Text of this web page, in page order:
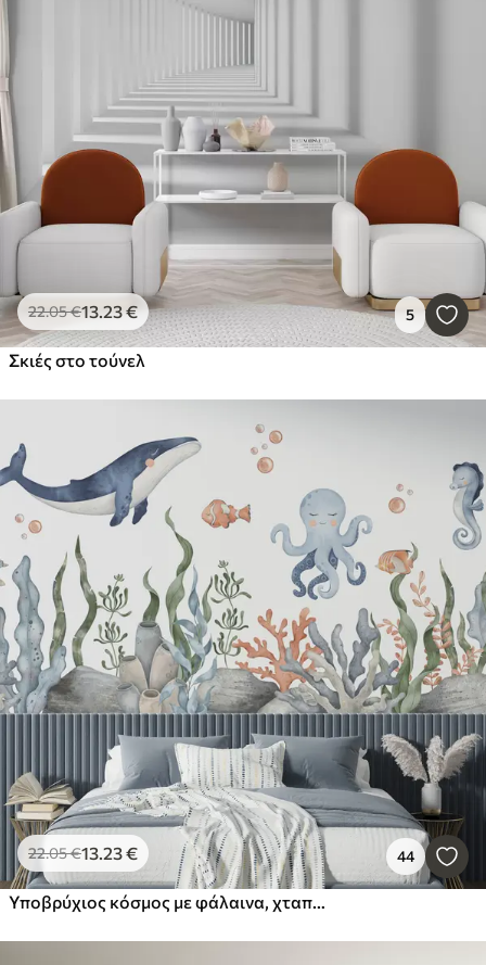
22.05€13.23€ 5
Σκιές στο τούνελ
22.05€13.23€ 44
Υποβρύχιος κόσμος με φάλαινα, χταπόδι, χελώνα